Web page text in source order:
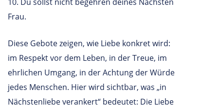
Frau.
Diese Gebote zeigen, wie Liebe konkret wird:
im Respekt vor dem Leben, in der Treue, im
ehrlichen Umgang, in der Achtung der Würde
jedes Menschen. Hier wird sichtbar, was „in
Nächstenliebe verankert“ bedeutet: Die Liebe